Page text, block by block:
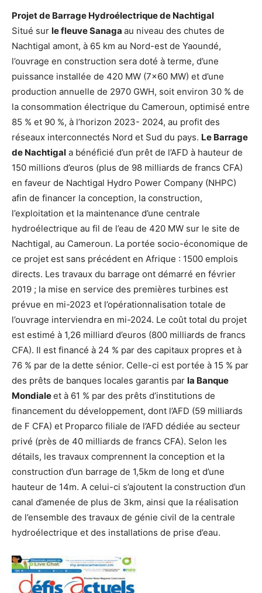
Projet de Barrage Hydroélectrique de Nachtigal
Situé sur le fleuve Sanaga au niveau des chutes de
Nachtigal amont, à 65 km au Nord-est de Yaoundé,
l’ouvrage en construction sera doté à terme, d’une
puissance installée de 420 MW (7×60 MW) et d’une
production annuelle de 2970 GWH, soit environ 30 % de
la consommation électrique du Cameroun, optimisé entre
85 % et 90 %, à l’horizon 2023- 2024, au profit des
réseaux interconnectés Nord et Sud du pays. Le Barrage
de Nachtigal a bénéficié d’un prêt de l’AFD à hauteur de
150 millions d’euros (plus de 98 milliards de francs CFA)
en faveur de Nachtigal Hydro Power Company (NHPC)
afin de financer la conception, la construction,
l’exploitation et la maintenance d’une centrale
hydroélectrique au fil de l’eau de 420 MW sur le site de
Nachtigal, au Cameroun. La portée socio-économique de
ce projet est sans précédent en Afrique : 1500 emplois
directs. Les travaux du barrage ont démarré en février
2019 ; la mise en service des premières turbines est
prévue en mi-2023 et l’opérationnalisation totale de
l’ouvrage interviendra en mi-2024. Le coût total du projet
est estimé à 1,26 milliard d’euros (800 milliards de francs
CFA). Il est financé à 24 % par des capitaux propres et à
76 % par de la dette sénior. Celle-ci est portée à 15 % par
des prêts de banques locales garantis par la Banque
Mondialeet à 61 % par des prêts d’institutions de
financement du développement, dont l’AFD (59 milliards
de F CFA) et Proparco filiale de l’AFD dédiée au secteur
privé (près de 40 milliards de francs CFA). Selon les
détails, les travaux comprennent la conception et la
construction d’un barrage de 1,5km de long et d’une
hauteur de 14m. A celui-ci s’ajoutent la construction d’un
canal d’amenée de plus de 3km, ainsi que la réalisation
de l’ensemble des travaux de génie civil de la centrale
hydroélectrique et des installations de prise d’eau.